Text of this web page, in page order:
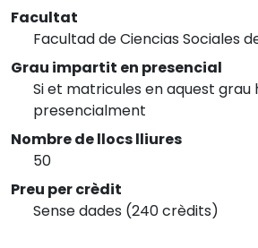
Facultat
Facultad de Ciencias Sociales
Grau impartit en presencial
Si et matricules en aquest grau
presencialment
Nombre de llocs lliures
50
Preu per crèdit
Sense dades (240 crèdits)